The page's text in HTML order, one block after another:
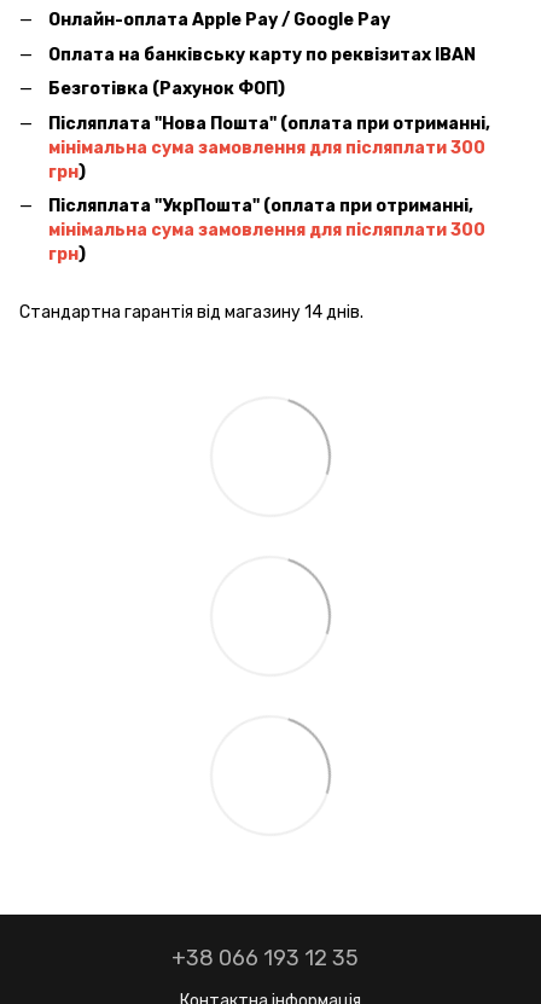
Онлайн-оплата Apple Pay / Google Pay
Оплата на банківську карту по реквізитах IBAN
Безготівка (Рахунок ФОП)
Післяплата ''Нова Пошта'' (оплата при отриманні,
мінімальна сума замовлення для післяплати 300
грн)
Післяплата ''УкрПошта'' (оплата при отриманні,
мінімальна сума замовлення для післяплати 300
грн)
Стандартна гарантія від магазину 14 днів.
+38 066 193 12 35